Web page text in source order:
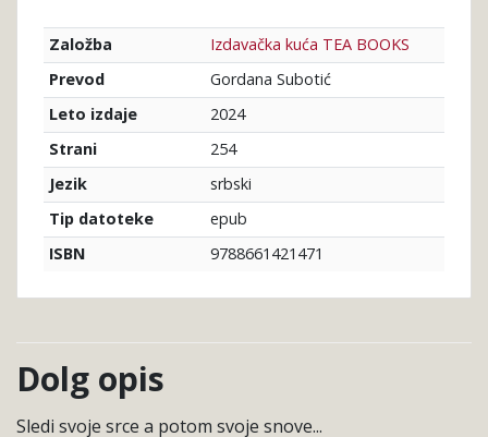
Založba
Izdavačka kuća TEA BOOKS
Prevod
Gordana Subotić
Leto izdaje
2024
Strani
254
Jezik
srbski
Tip datoteke
epub
ISBN
9788661421471
Dolg opis
Sledi svoje srce a potom svoje snove...